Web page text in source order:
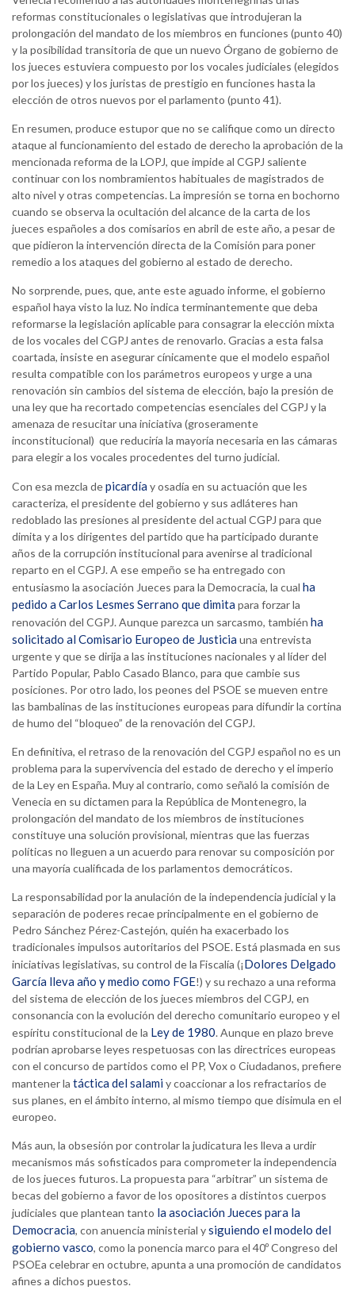
reformas constitucionales o legislativas que introdujeran la
prolongación del mandato de los miembros en funciones (punto 40)
y la posibilidad transitoria de que un nuevo Órgano de gobierno de
los jueces estuviera compuesto por los vocales judiciales (elegidos
por los jueces) y los juristas de prestigio en funciones hasta la
elección de otros nuevos por el parlamento (punto 41).
En resumen, produce estupor que no se califique como un directo
ataque al funcionamiento del estado de derecho la aprobación de la
mencionada reforma de la LOPJ, que impide al CGPJ saliente
continuar con los nombramientos habituales de magistrados de
alto nivel y otras competencias. La impresión se torna en bochorno
cuando se observa la ocultación del alcance de la carta de los
jueces españoles a dos comisarios en abril de este año, a pesar de
que pidieron la intervención directa de la Comisión para poner
remedio a los ataques del gobierno al estado de derecho.
No sorprende, pues, que, ante este aguado informe, el gobierno
español haya visto la luz. No indica terminantemente que deba
reformarse la legislación aplicable para consagrar la elección mixta
de los vocales del CGPJ antes de renovarlo. Gracias a esta falsa
coartada, insiste en asegurar cínicamente que el modelo español
resulta compatible con los parámetros europeos y urge a una
renovación sin cambios del sistema de elección, bajo la presión de
una ley que ha recortado competencias esenciales del CGPJ y la
amenaza de resucitar una iniciativa (groseramente
inconstitucional) que reduciría la mayoría necesaria en las cámaras
para elegir a los vocales procedentes del turno judicial.
Con esa mezcla depicardía y osadía en su actuación que les
caracteriza, el presidente del gobierno y sus adláteres han
redoblado las presiones al presidente del actual CGPJ para que
dimita y a los dirigentes del partido que ha participado durante
años de la corrupción institucional para avenirse al tradicional
reparto en el CGPJ. A ese empeño se ha entregado con
entusiasmo la asociación Jueces para la Democracia, la cual ha
pedido a Carlos Lesmes Serrano que dimita para forzar la
renovación del CGPJ. Aunque parezca un sarcasmo, también ha
solicitado al Comisario Europeo de Justicia una entrevista
urgente y que se dirija a las instituciones nacionales y al líder del
Partido Popular, Pablo Casado Blanco, para que cambie sus
posiciones. Por otro lado, los peones del PSOE se mueven entre
las bambalinas de las instituciones europeas para difundir la cortina
de humo del “bloqueo” de la renovación del CGPJ.
En definitiva, el retraso de la renovación del CGPJ español no es un
problema para la supervivencia del estado de derecho y el imperio
de la Ley en España. Muy al contrario, como señaló la comisión de
Venecia en su dictamen para la República de Montenegro, la
prolongación del mandato de los miembros de instituciones
constituye una solución provisional, mientras que las fuerzas
políticas no lleguen a un acuerdo para renovar su composición por
una mayoría cualificada de los parlamentos democráticos.
La responsabilidad por la anulación de la independencia judicial y la
separación de poderes recae principalmente en el gobierno de
Pedro Sánchez Pérez-Castejón, quién ha exacerbado los
tradicionales impulsos autoritarios del PSOE. Está plasmada en sus
iniciativas legislativas, su control de la Fiscalía (¡Dolores Delgado
García lleva año y medio como FGE!) y su rechazo a una reforma
del sistema de elección de los jueces miembros del CGPJ, en
consonancia con la evolución del derecho comunitario europeo y el
espíritu constitucional de la Ley de 1980. Aunque en plazo breve
podrían aprobarse leyes respetuosas con las directrices europeas
con el concurso de partidos como el PP, Vox o Ciudadanos, prefiere
mantener la táctica del salami y coaccionar a los refractarios de
sus planes, en el ámbito interno, al mismo tiempo que disimula en el
europeo.
Más aun, la obsesión por controlar la judicatura les lleva a urdir
mecanismos más sofisticados para comprometer la independencia
de los jueces futuros. La propuesta para “arbitrar” un sistema de
becas del gobierno a favor de los opositores a distintos cuerpos
judiciales que plantean tanto la asociación Jueces para la
Democracia, con anuencia ministerial ysiguiendo el modelo del
gobierno vasco, como la ponencia marco para el 40º Congreso del
PSOEa celebrar en octubre, apunta a una promoción de candidatos
afines a dichos puestos.